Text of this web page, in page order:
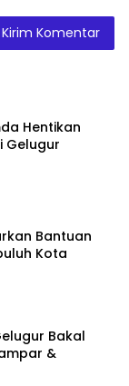
Hentikan
Gelugur
Bantuan
Kota
Bakal
&